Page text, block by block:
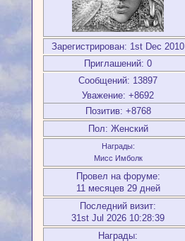
Зарегистрирован: 1st Dec 2010
Приглашений: 0
Сообщений: 13897
Уважение: +8692
Позитив: +8768
Пол: Женский
Награды:
Мисс Имболк
Провел на форуме:
11 месяцев 29 дней
Последний визит:
31st Jul 2026 10:28:39
Награды: